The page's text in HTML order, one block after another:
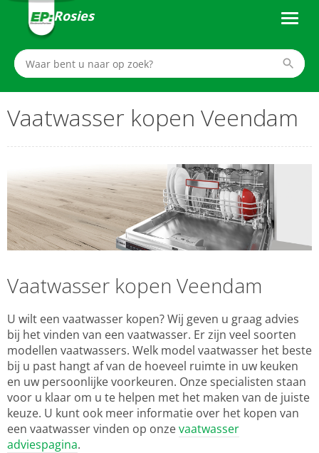
Rosies
Vaatwasser kopen Veendam
Vaatwasser kopen Veendam
U wilt een vaatwasser kopen? Wij geven u graag advies
bij het vinden van een vaatwasser. Er zijn veel soorten
modellen vaatwassers. Welk model vaatwasser het beste
bij u past hangt af van de hoeveel ruimte in uw keuken
en uw persoonlijke voorkeuren. Onze specialisten staan
voor u klaar om u te helpen met het maken van de juiste
keuze. U kunt ook meer informatie over het kopen van
een vaatwasser vinden op onzevaatwasser
adviespagina.